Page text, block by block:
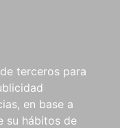
terceros para
en base a
su hábitos de